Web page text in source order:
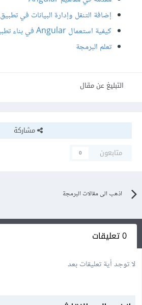
إضافة التنقل وإدارة البيانات في تطبيق Angular
كيفية استعمال Angular في بناء تطبيقات الويب
تعلم البرمجة
التبليغ عن مقال
مشاركة
متابعون
0
اذهب الى مقالات البرمجة
0 تعليقات
لا توجد أية تعليقات بعد